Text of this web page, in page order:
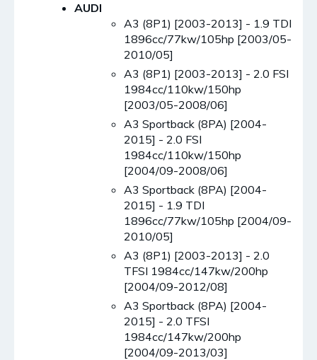
AUDI
A3 (8P1) [2003-2013] - 1.9 TDI
1896cc/77kw/105hp [2003/05-
2010/05]
A3 (8P1) [2003-2013] - 2.0 FSI
1984cc/110kw/150hp
[2003/05-2008/06]
A3 Sportback (8PA) [2004-
2015] - 2.0 FSI
1984cc/110kw/150hp
[2004/09-2008/06]
A3 Sportback (8PA) [2004-
2015] - 1.9 TDI
1896cc/77kw/105hp [2004/09-
2010/05]
A3 (8P1) [2003-2013] - 2.0
TFSI 1984cc/147kw/200hp
[2004/09-2012/08]
A3 Sportback (8PA) [2004-
2015] - 2.0 TFSI
1984cc/147kw/200hp
[2004/09-2013/03]